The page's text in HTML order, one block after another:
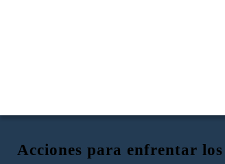
Acciones para enfrentar
avanzar en el proyecto, necesito el